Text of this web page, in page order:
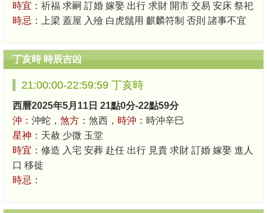
時宜： 祈福 求嗣 訂婚 嫁娶 出行 求財 開市 交易 安床 祭祀
時忌：
上梁 蓋屋 入殮 白虎鬚用 麒麟符制 否則 諸事不宜
丁亥時 時辰吉凶
21:00:00-22:59:59 丁亥時
西曆2025年5月11日 21點0分-22點59分
沖： 沖蛇， 煞方： 煞西， 時沖： 時沖辛巳
星神： 天赦 少微 玉堂
時宜： 修造 入宅 安葬 赴任 出行 見貴 求財 訂婚 嫁娶 進人
口 移徙
時忌：